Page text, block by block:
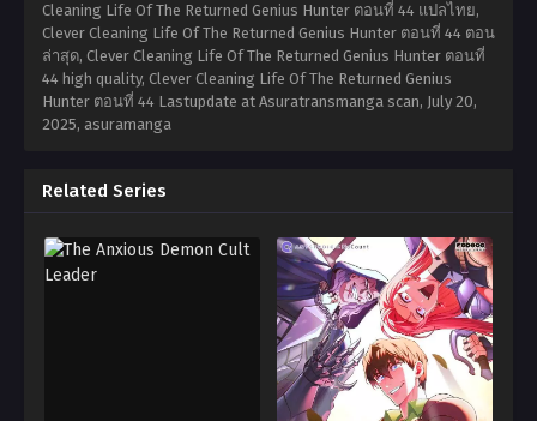
Cleaning Life Of The Returned Genius Hunter ตอนที่ 44 แปลไทย,
Clever Cleaning Life Of The Returned Genius Hunter ตอนที่ 44 ตอน
ล่าสุด, Clever Cleaning Life Of The Returned Genius Hunter ตอนที่
44 high quality, Clever Cleaning Life Of The Returned Genius
Hunter ตอนที่ 44 Lastupdate at Asuratransmanga scan, July 20,
2025, asuramanga
Related Series